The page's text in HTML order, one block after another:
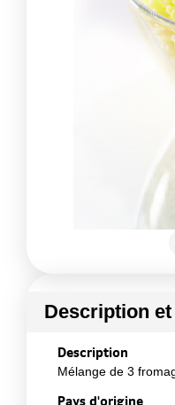
Description
Description
Mélange de 3
Pays d'origine